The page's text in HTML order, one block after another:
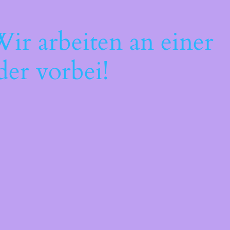
arbeiten an einer
vorbei!